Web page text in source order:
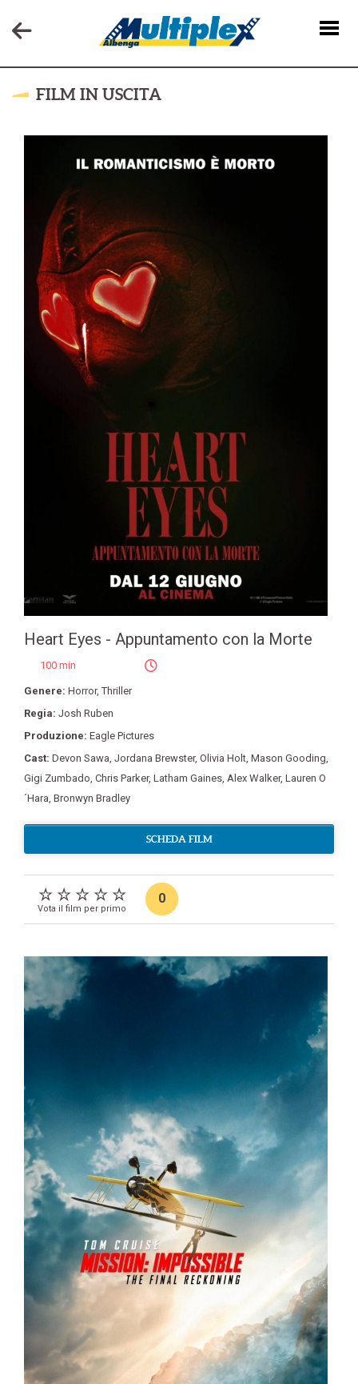
FILM IN USCITA
Heart Eyes - Appuntamento con la Morte
100 min
Genere: Horror,Thriller
Regia: Josh Ruben
Produzione: Eagle Pictures
Cast: Devon Sawa, Jordana Brewster, Olivia Holt, Mason Gooding,
Gigi Zumbado, Chris Parker, Latham Gaines, Alex Walker, Lauren O
´Hara, Bronwyn Bradley
SCHEDA FILM
Vota il film per primo
0